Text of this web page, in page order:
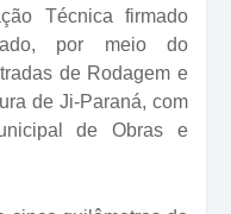
Técnica firmado
por meio do
de Rodagem e
de Ji-Paraná, com
de Obras e